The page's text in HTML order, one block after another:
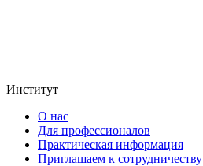
Институт
О нас
Для профессионалов
Практическая информация
Приглашаем к сотрудничеству